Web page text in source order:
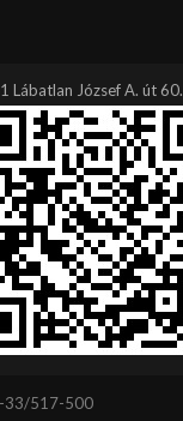
Lábatlan József A. út 60.
33/517-500